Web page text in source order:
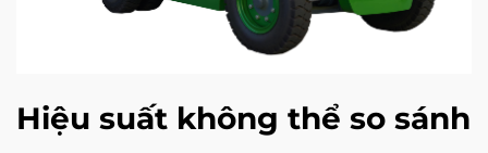
Hiệu suất không thể so sánh